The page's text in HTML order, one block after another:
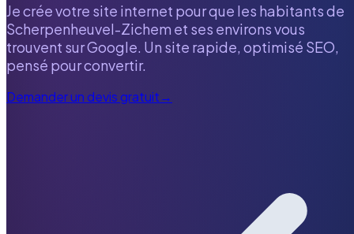
Je crée votre site internet pour que les habitants de
Scherpenheuvel-Zichem et ses environs vous
trouvent sur Google. Un site rapide, optimisé SEO,
pensé pour convertir.
Demander un devis gratuit→